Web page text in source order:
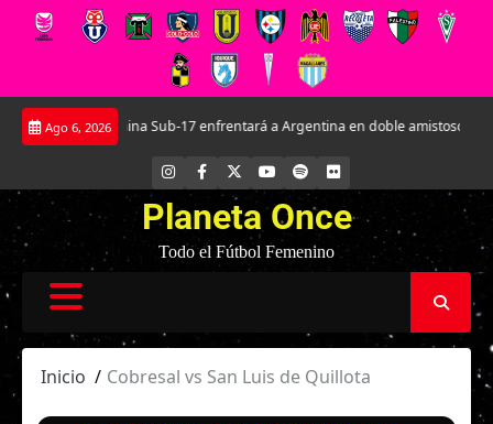
Saltar
Ago 6, 2026
La Roja Femenina Sub-17 enfrentará a Argentina en doble amistoso
INSTAGRAM
FACEBOOK YOUTUBE
SPOTIFYFLICKR
Planeta Once
Todo el Fútbol Femenino
Inicio Cobresal vs San Luis de Quillota